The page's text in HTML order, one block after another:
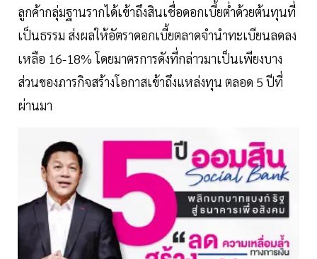
ลูกค้ากลุ่มฐานรากได้เข้าถึงสินเชื่อดอกเบี้ยต่ำด้วยต้นทุนที่
เป็นธรรม ส่งผลให้อัตราดอกเบี้ยตลาดจำนำทะเบียนลดลง
เหลือ 16-18% โดยมาตรการดังที่กล่าวมาเป็นเพียงบาง
ส่วนของภารกิจสร้างโอกาสเข้าถึงแหล่งทุน ตลอด 5 ปีที่
ผ่านมา